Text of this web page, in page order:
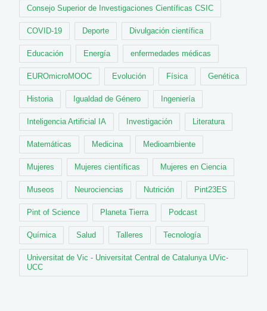
Consejo Superior de Investigaciones Científicas CSIC
COVID-19 Deporte Divulgación científica
Educación Energía enfermedades médicas
EUROmicroMOOC Evolución Física Genética
Historia Igualdad de Género Ingeniería
Inteligencia Artificial IA Investigación Literatura
Matemáticas Medicina Medioambiente
Mujeres Mujeres científicas Mujeres en Ciencia
Museos Neurociencias Nutrición Pint23ES
Pint of Science Planeta Tierra Podcast
Química Salud Talleres Tecnología
Universitat de Vic - Universitat Central de Catalunya UVic-
UCC